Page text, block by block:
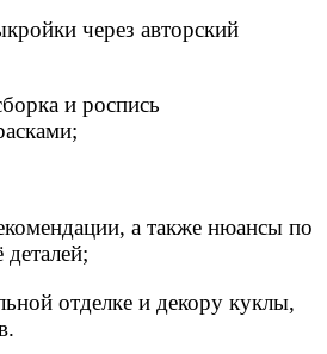
через авторский
и роспись
а также нюансы по
отделке и декору куклы,